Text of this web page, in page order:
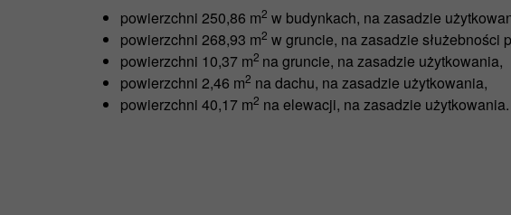
powierzchni 250,86 m2 w budynkach, na zasadzie
powierzchni 268,93 m2 w gruncie, na zasadzie służebności
powierzchni 10,37 m2 na gruncie, na zasadzie użytkowania,
powierzchni 2,46 m2 na dachu, na zasadzie użytkowania,
powierzchni 40,17 m2 na elewacji, na zasadzie użytkowania.